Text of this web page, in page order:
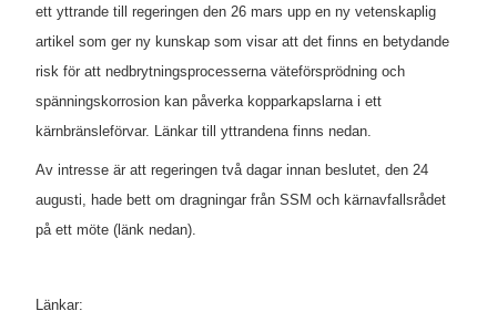
ett yttrande till regeringen den 26 mars upp en ny vetenskaplig
artikel som ger ny kunskap som visar att det finns en betydande
risk för att nedbrytningsprocesserna väteförsprödning och
spänningskorrosion kan påverka kopparkapslarna i ett
kärnbränsleförvar. Länkar till yttrandena finns nedan.
Av intresse är att regeringen två dagar innan beslutet, den 24
augusti, hade bett om dragningar från SSM och kärnavfallsrådet
på ett möte (länk nedan).
Länkar: